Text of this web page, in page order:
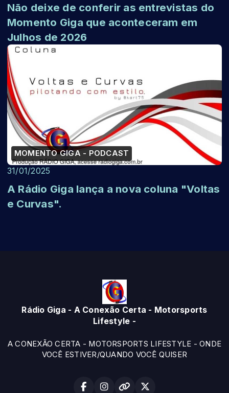
Não deixe de conferir as entrevistas do
Momento Giga que aconteceram em
Julhos de 2026
MOMENTO GIGA - PODCAST
31/01/2025
A Rádio Giga lança a nova coluna "Voltas
e Curvas".
Rádio Giga - A Conexão Certa - Motorsports
Lifestyle -
A CONEXÃO CERTA - MOTORSPORTS LIFESTYLE - ONDE
VOCÊ ESTIVER/QUANDO VOCÊ QUISER